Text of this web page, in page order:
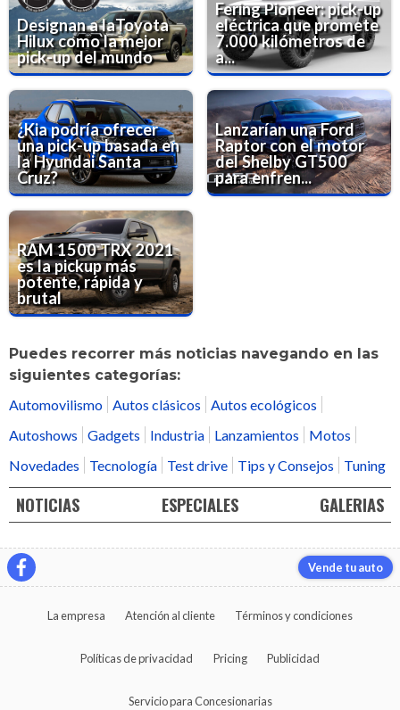
Designan a laToyota
Hilux como la mejor
pick-up del mundo
Fering Pioneer: pick-up
eléctrica que promete
7.000 kilómetros de
a...
¿Kia podría ofrecer
una pick-up basada en
la Hyundai Santa
Cruz?
Lanzarían una Ford
Raptor con el motor
del Shelby GT500
para enfren...
RAM 1500 TRX 2021
es la pickup más
potente, rápida y
brutal
Puedes recorrer más noticias navegando en las
siguientes categorías:
Automovilismo Autos clásicos
Autos ecológicos
Autoshows
Gadgets Industria Lanzamientos
Motos
Novedades
Tecnología Test drive Tips y Consejos Tuning
NOTICIAS ESPECIALES GALERIAS
Vende tu auto
La empresa Atención al cliente Términos y condiciones
Políticas de privacidad Pricing Publicidad
Servicio para Concesionarias